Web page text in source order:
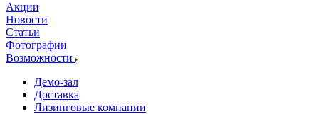
Акции
Новости
Статьи
Фотографии
Возможности
Демо-зал
Доставка
Лизинговые компании